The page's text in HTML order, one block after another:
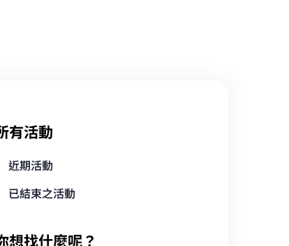
有活動
近期活動
已結束之活動
想找什麼呢？